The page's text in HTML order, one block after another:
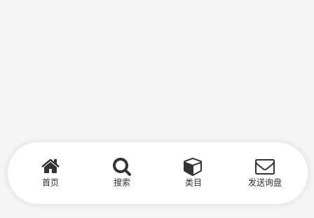
首页 搜索 类目 发送询盘